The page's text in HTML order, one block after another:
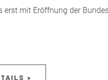
mit Eröffnung der
»